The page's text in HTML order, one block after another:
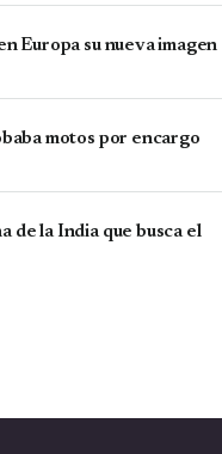
Europa su nueva imagen
motos por encargo
de la India que busca el